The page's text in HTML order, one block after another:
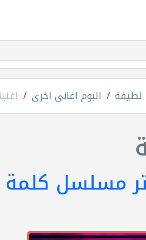
لطيفة البوم اغانى اخرى
مسلسل